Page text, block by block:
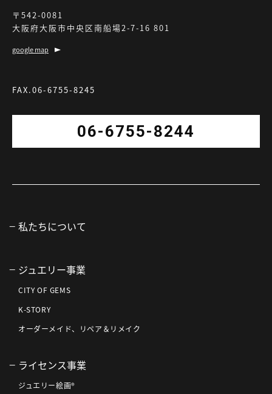
〒542-0081
大阪府大阪市中央区南船場2-7-16 801
google map
FAX.06-6755-8245
06-6755-8244
私たちについて
ジュエリー事業
CITY OF GEMS
K-STORY
オーダーメイド、リペア＆リメイク
ライセンス事業
ジュエリー絵画®